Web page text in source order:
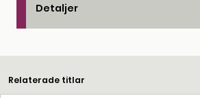
Detaljer
Relaterade titlar